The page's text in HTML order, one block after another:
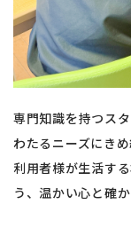
専門知識を持つス
わたるニーズにき
利用者様が生活す
う、温かい心と確